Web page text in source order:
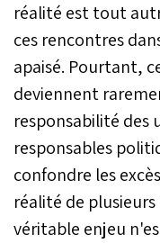
réalité est tout
ces rencontres
apaisé. Pourtant,
deviennent
responsabilité des
responsables
confondre les
réalité de
véritable enjeu